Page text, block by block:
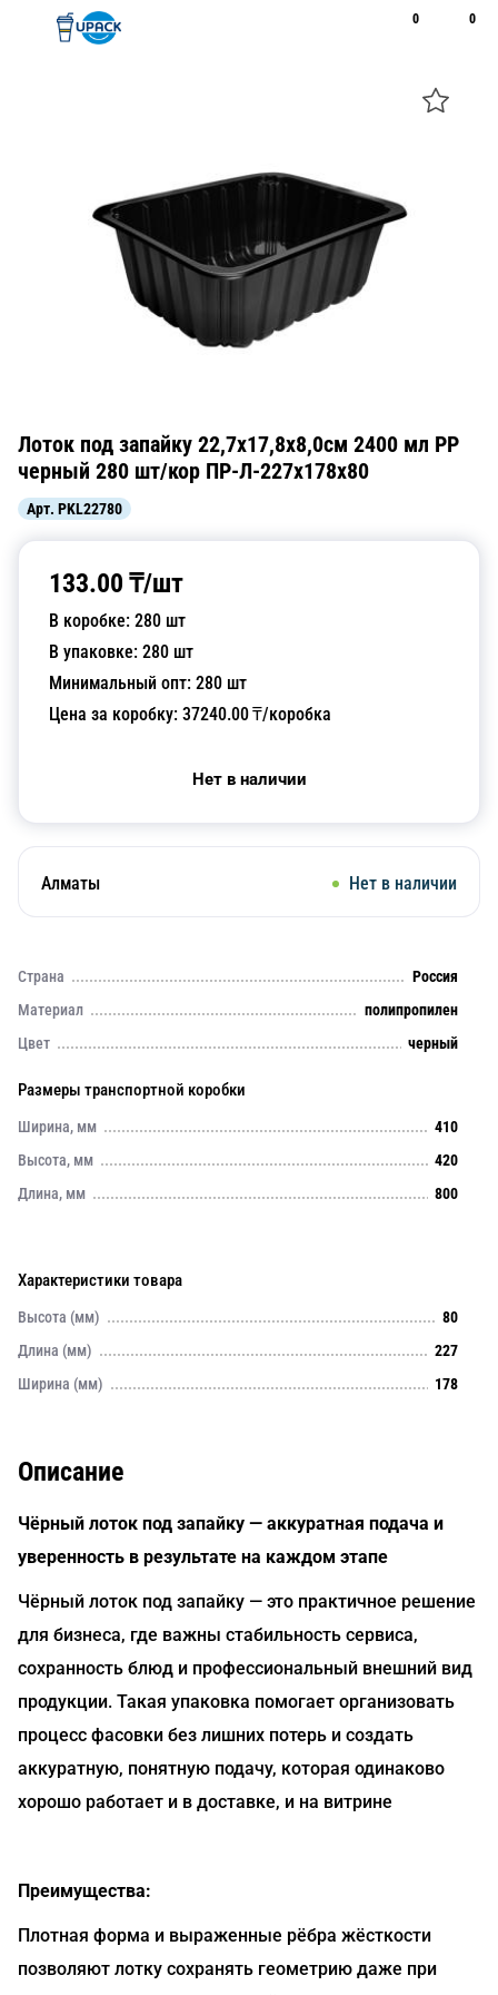
0 0
Лоток под запайку 22,7х17,8х8,0см 2400 мл PP
черный 280 шт/кор ПР-Л-227х178х80
Арт. PKL22780
133.00 ₸/шт
В коробке: 280 шт
В упаковке: 280 шт
Минимальный опт: 280 шт
Цена за коробку: 37240.00₸/коробка
Нет в наличии
Алматы Нет в наличии
Страна
Россия
Материал
полипропилен
Цвет
черный
Размеры транспортной коробки
Ширина, мм
410
Высота, мм
420
Длина, мм
800
Характеристики товара
Высота (мм)
80
Длина (мм)
227
Ширина (мм)
178
Описание
Чёрный лоток под запайку — аккуратная подача и
уверенность в результате на каждом этапе
Чёрный лоток под запайку — это практичное решение
для бизнеса, где важны стабильность сервиса,
сохранность блюд и профессиональный внешний вид
продукции. Такая упаковка помогает организовать
процесс фасовки без лишних потерь и создать
аккуратную, понятную подачу, которая одинаково
хорошо работает и в доставке, и на витрине
Преимущества:
Плотная форма и выраженные рёбра жёсткости
позволяют лотку сохранять геометрию даже при